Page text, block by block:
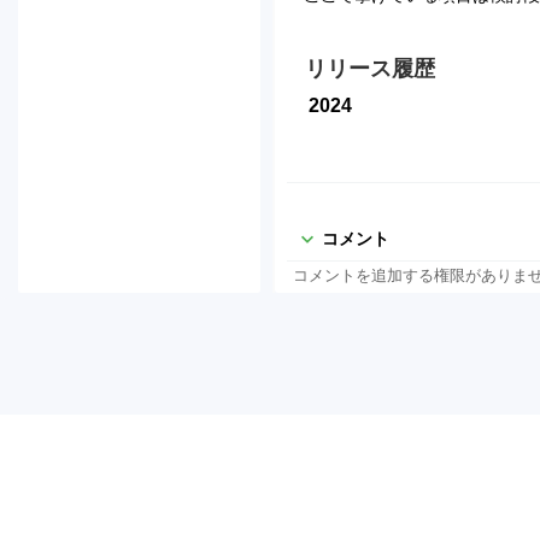
リリース履歴
2024
コメント
コメントを追加する権限がありま